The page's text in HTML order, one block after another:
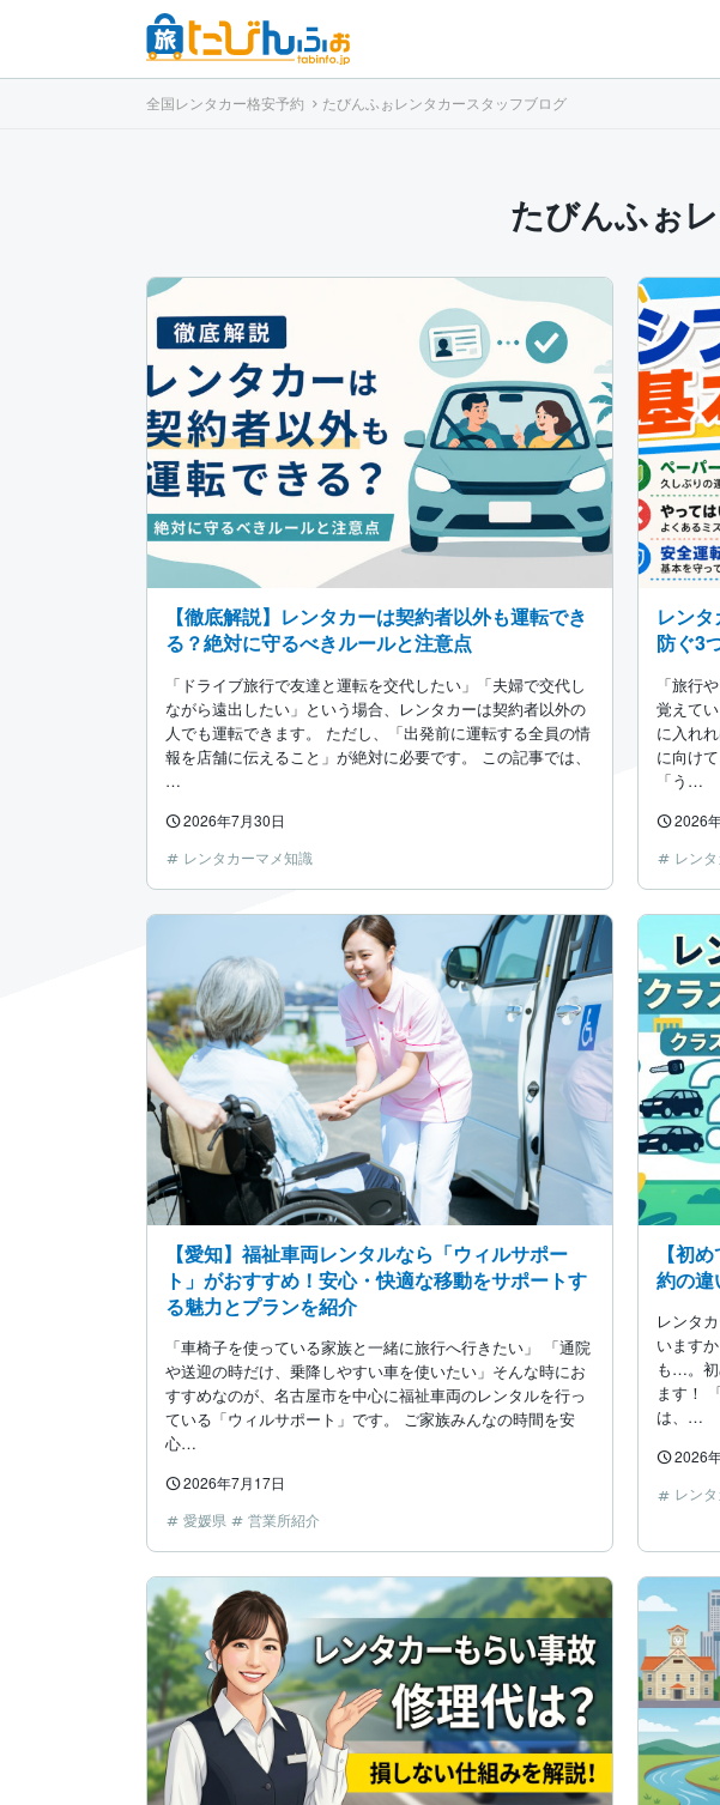
全国レンタカー格安予約 たびんふぉレンタカースタッフブログ
たびんふぉ
【徹底解説】レンタカーは契約者以外も運転でき
る？絶対に守るべきルールと注意点
「ドライブ旅行で友達と運転を交代したい」「夫婦で交代し
ながら遠出したい」という場合、レンタカーは契約者以外の
人でも運転できます。 ただし、「出発前に運転する全員の情
報を店舗に伝えること」が絶対に必要です。 この記事では、
…
2026年7月30日
レンタカーマメ知識
レン
防ぐ3
「旅行
覚えて
に入れ
に向け
「う…
2026
レン
【愛知】福祉車両レンタルなら「ウィルサポー
ト」がおすすめ！安心・快適な移動をサポートす
る魅力とプランを紹介
「車椅子を使っている家族と一緒に旅行へ行きたい」 「通院
や送迎の時だけ、乗降しやすい車を使いたい」そんな時にお
すすめなのが、名古屋市を中心に福祉車両のレンタルを行っ
ている「ウィルサポート」です。 ご家族みんなの時間を安
心…
2026年7月17日
愛媛県
営業所紹介
【初
約の違
レンタ
います
も…。初
ます！
は、…
2026
レン